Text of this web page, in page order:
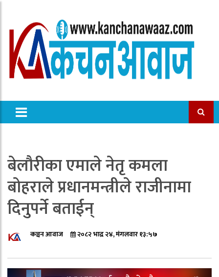
बेलौरीका एमाले नेतृ कमला
बोहराले प्रधानमन्त्रीले राजीनामा
दिनुपर्ने बताईन्
कञ्चन आवाज २०८२ भाद्र २४, मंगलवार १३:५७